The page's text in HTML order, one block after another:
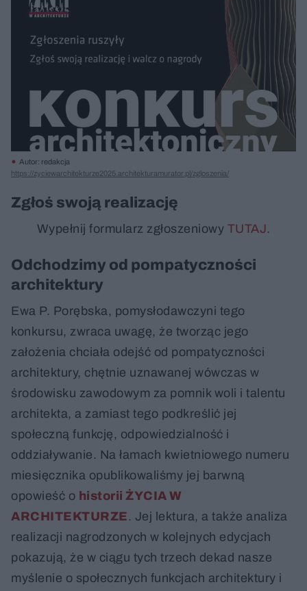
Autor: redakcja
https://zyciewarchitekturze2025.architekturamurator.pl/zgloszenia/
Zgłoś swoją realizację
Wypełnij formularz zgłoszeniowy TUTAJ.
Odchodzimy od pompatyczności
architektury
Ewa P. Porębska, pomysłodawczyni tego
konkursu, zwraca uwagę, że tworząc jego
założenia chciała odejść od pompatyczności
architektury, chętnie uznawanej wówczas w
środowisku zawodowym za pomnik woli i talentu
architekta, a zamiast tego podkreślić jej
społeczną funkcję, odpowiedzialność i
oddziaływanie. Na łamach kwietniowego numeru
miesięcznika opublikowaliśmy jej barwną
opowieść o historii ŻYCIA W
ARCHITEKTURZE . Jej lektura, a także analiza
realizacji nagrodzonych w kolejnych edycjach
pokazują, że w ciągu tych trzech dekad nasze
myślenie o społecznych funkcjach architektury i